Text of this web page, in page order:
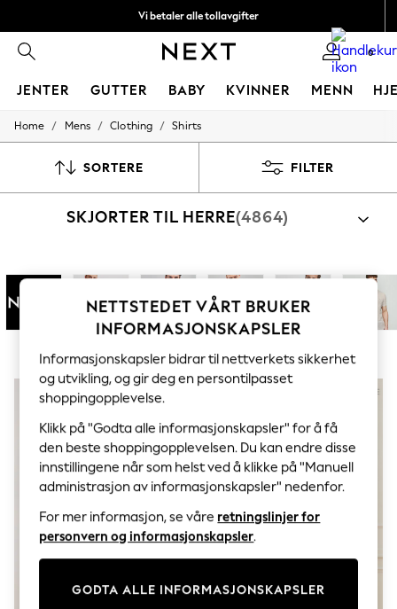
Vi betaler alle tollavgifter
Fleksible og sikre betalinger med Klarna 0
JENTER GUTTER BABY KVINNER MENN
GIRLS
50 - 92cm (0 - 24 months)
140 - 174cm (10 - 15+ years)
THE SET
All Clothing
Coats & Jackets
Sweatshirts & Hoodies
Knitwear
Cardigans
Dresses
Sets & Outfits
Tops
T-Shirts
Nightwear & Pyjamas
Trousers & Leggings
Bodysuits & Vests
Swimwear
Shorts & Skirts
Jumpsuits & Playsuits
Home / Mens / Clothing / Shirts
SORTERE FILTER
SKJORTER TIL HERRE(4864)
Sett Med Skjorter Og Shorts
NETTSTEDET VÅRT BRUKER
INFORMASJONSKAPSLER
Informasjonskapsler bidrar til nettverkets sikkerhet
og utvikling, og gir deg en persontilpasset
shoppingopplevelse.
Klikk på "Godta alle informasjonskapsler" for å få
den beste shoppingopplevelsen. Du kan endre disse
innstillingene når som helst ved å klikke på "Manuell
administrasjon av informasjonskapsler" nedenfor.
For mer informasjon, se våre retningslinjer for
personvern og informasjonskapsler.
GODTA ALLE INFORMASJONSKAPSLER